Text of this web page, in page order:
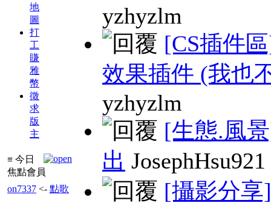
地
圖
打
工
賺
雅
幣
徵
求
版
主
≡ 今日
焦點會員
on7337 <- 點歌
yzhyzlm
[CS插件
效果插件 (我也
yzhyzlm
[生態.風
出 JosephHsu921
[攝影分享]